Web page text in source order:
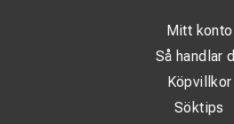
Mitt konto
Så handlar
Köpvillkor
Söktips